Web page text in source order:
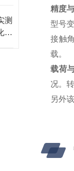
测
维
精度
型号
接触
载。
载荷
况。
另外